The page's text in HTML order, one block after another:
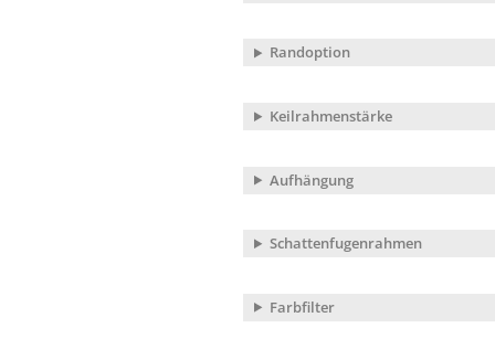
Randoption
Keilrahmenstärke
Aufhängung
Schattenfugenrahmen
Farbfilter